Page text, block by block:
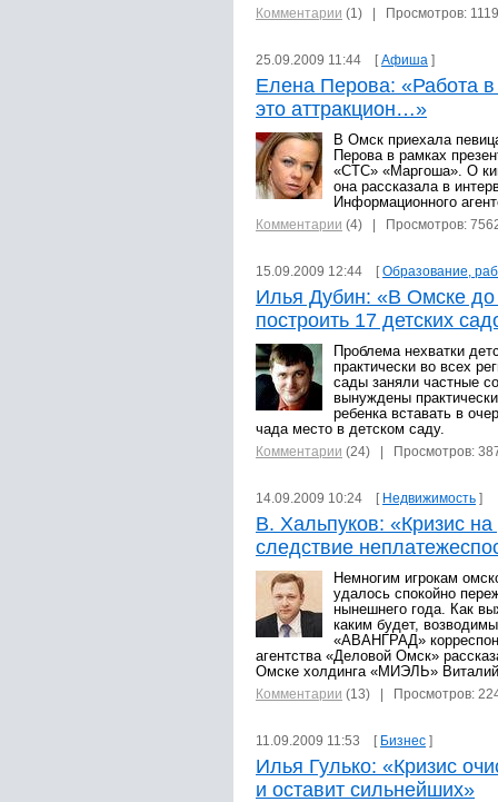
Комментарии (1) | Просмотров:
25.09.2009 11:44 [Афиша ]
Елена Перова: «Работа
это аттракцион…»
В Омск приехала
Перова в рамках
«СТС» «Маргоша». О
она рассказала в
Информационного
Комментарии (4) | Просмотров:
15.09.2009 12:44 [Образование,
Илья Дубин: «В Омске до
построить 17 детских
Проблема нехватки
практически во всех
сады заняли частные
вынуждены
ребенка вставать в
чада место в детском саду.
Комментарии (24) | Просмотров:
14.09.2009 10:24 [ Недвижимость ]
В. Хальпуков: «Кризис
следствие
Немногим игрокам
удалось спокойно
нынешнего года. Как
каким будет,
«АВАНГРАД»
агентства «Деловой Омск»
Омске холдинга «МИЭЛЬ»
Комментарии (13) | Просмотров:
11.09.2009 11:53 [ Бизнес ]
Илья Гулько: «Кризис
и оставит сильнейших»